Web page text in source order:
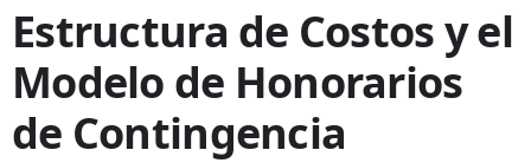
Estructura de Costos y el
Modelo de Honorarios
de Contingencia